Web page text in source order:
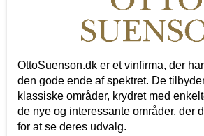
OttoSuenson.dk er et vinfirma, der
den gode ende af spektret. De
klassiske områder, krydret med
de nye og interessante områder, der
for at se deres udvalg.